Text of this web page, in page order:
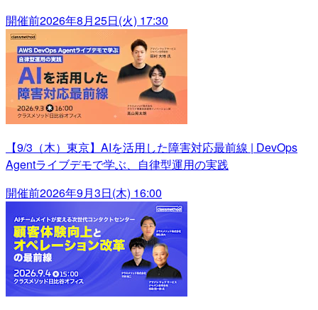
開催前2026年8月25日(火) 17:30
【9/3（木）東京】AIを活用した障害対応最前線 | DevOps
Agentライブデモで学ぶ、自律型運用の実践
開催前2026年9月3日(木) 16:00